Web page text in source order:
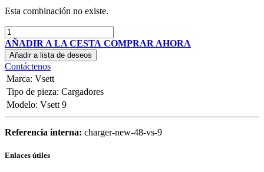
Esta combinación no existe.
AÑADIR A LA CESTA COMPRAR AHORA
Añadir a lista de deseos
Contáctenos
Marca: Vsett
Tipo de pieza: Cargadores
Modelo: Vsett 9
Referencia interna: charger-new-48-vs-9
Enlaces útiles